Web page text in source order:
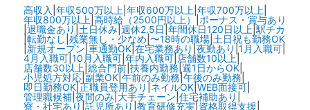
高収入 年収500万以上 年収600万以上 年収700万以上
年収800万以上 高時給（2500円以上）| ボーナス・賞与あり
退職金あり 土日休み| 週休2.5日 年間休日120日以上 駅チカ
|転勤なし 残業無し・少なめ 〜18時の職場| 土日祝も勤務OK
|新規オープン 車通勤OK|在宅業務あり 夜勤あり 1月入職可|
4月入職可| 10月入職可| 年内入職可| 店舗数10以上|
店舗数30以上 総合門前| 扶養内勤務 週1日からOK|
小児処方対応| 副業OK| 午前のみ勤務| 午後のみ勤務|
即日勤務OK| 正職員登用あり ネイルOK| WEB面接可|
管理職候補| 夜間のみ| 大手チェーン 住宅補助あり
寮・社宅あり 託児所あり 教育研修充実| 資格取得支援